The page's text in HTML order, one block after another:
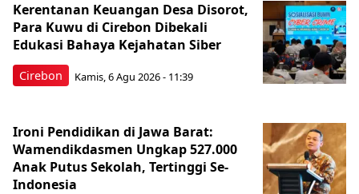
Cirebon
Kerentanan Keuangan Desa Disorot,
Para Kuwu di Cirebon Dibekali
Edukasi Bahaya Kejahatan Siber
Kamis, 6 Agu 2026 - 11:39
Ironi Pendidikan di Jawa Barat:
Wamendikdasmen Ungkap 527.000
Anak Putus Sekolah, Tertinggi Se-
Indonesia